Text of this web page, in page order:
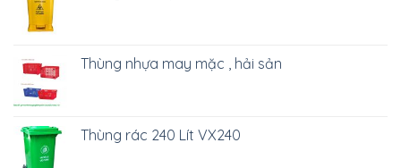
Thùng nhựa may mặc , hải sản
Thùng rác 240 Lít VX240